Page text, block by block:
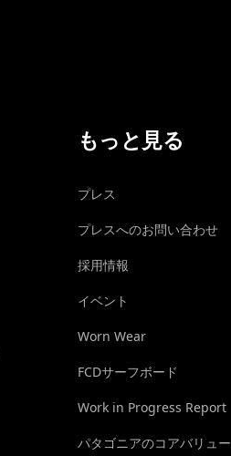
もっと見る
プレス
プレスへのお問い合わせ
採用情報
イベント
Worn Wear
FCDサーフボード
Work in Progress Report
パタゴニアのコアバリュー